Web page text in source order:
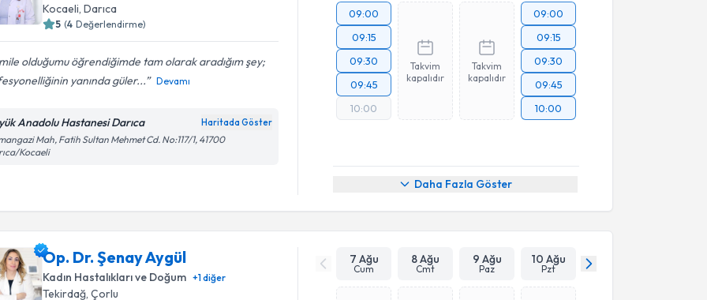
Kocaeli ,Darıca
5 (4 Değerlendirme)
olduğumu öğrendiğimde tam olarak aradığım şey;
yanında güler...
Devamı
Anadolu Hastanesi Darıca Haritada Göster
Mah, Fatih Sultan Mehmet Cd. No:117/1, 41700
Kocaeli
09:00
09:15
09:30
09:45
10:00
Takvim
kapalıdır
Takvim
kapalıdır
09:00
09:15
09:30
09:45
10:00
Daha Fazla Göster
Op. Dr. Şenay Aygül
Kadın Hastalıkları ve Doğum +1diğer
Tekirdağ,Çorlu
7 Ağu
Cum
8 Ağu
Cmt
9 Ağu
Paz
10 Ağu
Pzt